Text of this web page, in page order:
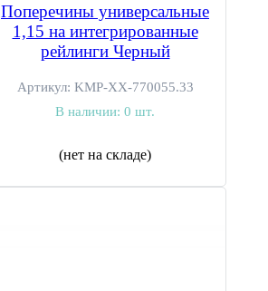
Поперечины универсальные
1,15 на интегрированные
рейлинги Черный
Артикул: KMP-ХХ-770055.33
В наличии: 0 шт.
(нет на складе)